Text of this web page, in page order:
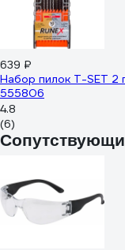
639 ₽
Набор пилок T-SET 2
555806
4.8
(6)